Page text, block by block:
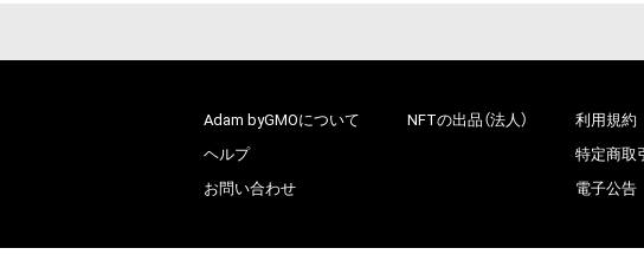
Adam byGMOについて
ヘルプ
お問い合わせ
NFTの出品（法人）
利用規約
特定商取
電子公告